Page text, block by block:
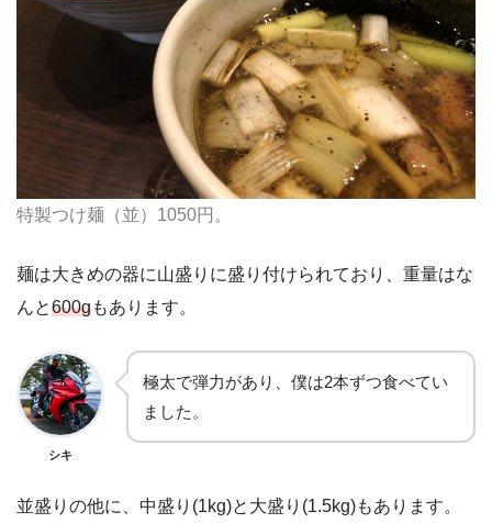
特製つけ麺（並）1050円。
麺は大きめの器に山盛りに盛り付けられており、重量はな
んと600gもあります。
シキ
極太で弾力があり、僕は2本ずつ食べてい
ました。
並盛りの他に、中盛り(1kg)と大盛り(1.5kg)もあります。